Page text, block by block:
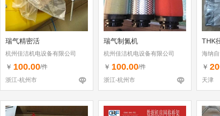
瑞气精密活
杭州佳洁机电设备有限公司
￥ 100.00/件
浙江-杭州市
瑞气制氮机
杭州佳洁机电设备有限公司
￥ 100.00/件
浙江-杭州市
THK
海纳
司
￥
天津